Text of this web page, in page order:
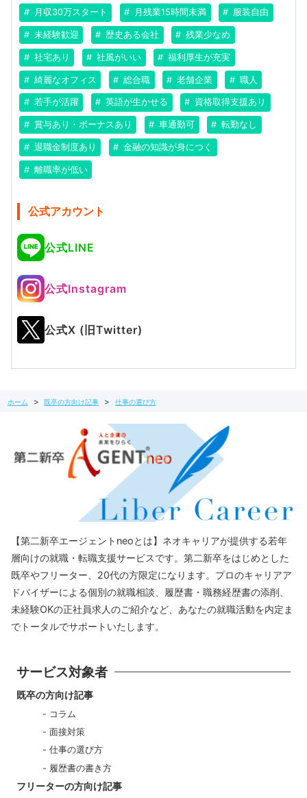
月収30万スタート 月残業15時間未満 服装自由
未経験歓迎 歴史ある会社 残業少なめ
社宅あり 社風がいい 福利厚生が充実
綺麗なオフィス 総合職 老舗企業 職人
若手が活躍 英語が生かせる 資格取得支援あり
賞与あり・ボーナスあり 車通勤可 転勤なし
退職金制度あり 金融の知識が身につく
離職率が低い
公式アカウント
公式LINE
公式Instagram
公式X (旧Twitter)
ホーム 既卒の方向け記事 仕事の選び方
【第二新卒エージェントneoとは】ネオキャリアが提供する若年
層向けの就職・転職支援サービスです。第二新卒をはじめとした
既卒やフリーター、20代の方限定になります。プロのキャリアア
ドバイザーによる個別の就職相談、履歴書・職務経歴書の添削、
未経験OKの正社員求人のご紹介など、あなたの就職活動を内定ま
でトータルでサポートいたします。
サービス対象者
既卒の方向け記事
コラム
面接対策
仕事の選び方
履歴書の書き方
フリーターの方向け記事